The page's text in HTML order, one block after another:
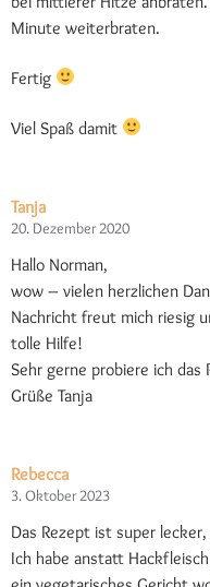
Minute weiterbraten.
Fertig
Viel Spaß damit
Tanja
20. Dezember 2020
Hallo Norman,
wow – vielen herzlichen
Nachricht freut mich riesig
tolle Hilfe!
Sehr gerne probiere ich das
Grüße Tanja
Rebecca
3. Oktober 2023
Das Rezept ist super lecker,
Ich habe anstatt